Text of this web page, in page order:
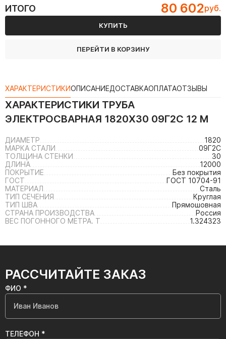
ИТОГО 80 602руб.
КУПИТЬ
ПЕРЕЙТИ В КОРЗИНУ
ХАРАКТЕРИСТИКИОПИСАНИЕДОСТАВКАОПЛАТАОТЗЫВЫ
ХАРАКТЕРИСТИКИ ТРУБА
ЭЛЕКТРОСВАРНАЯ 1820Х30 09Г2С 12 М
ДИАМЕТР
1820
МАРКА СТАЛИ
09Г2С
ТОЛЩИНА СТЕНКИ
30
ДЛИНА
12000
ПОКРЫТИЕ
Без покрытия
ГОСТ
ГОСТ 10704-91
МАТЕРИАЛ
Сталь
ТИП СЕЧЕНИЯ
Круглая
ТИП ШВА
Прямошовная
СТРАНА ПРОИЗВОДСТВА
Россия
ВЕС ПОГОННОГО МЕТРА. Т
1.324323
РАССЧИТАЙТЕ ЗАКАЗ
ФИО *
ТЕЛЕФОН *